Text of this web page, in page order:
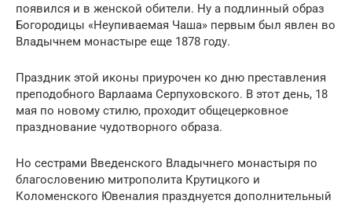
появился и в женской обители. Ну а подлинный образ
Богородицы «Неупиваемая Чаша» первым был явлен во
Владычнем монастыре еще 1878 году.
Праздник этой иконы приурочен ко дню преставления
преподобного Варлаама Серпуховского. В этот день, 18
мая по новому стилю, проходит общецерковное
празднование чудотворного образа.
Но сестрами Введенского Владычнего монастыря по
благословению митрополита Крутицкого и
Коломенского Ювеналия празднуется дополнительный